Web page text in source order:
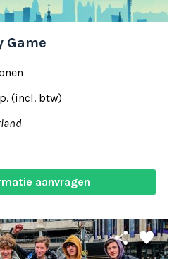
Game
(incl. btw)
aanvragen
share favorite